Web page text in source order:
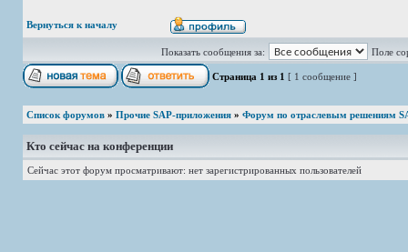
Вернуться к началу
Показать сообщения за: Поле
Страница 1 из 1 [ 1 сообщение ]
Список форумов » Прочие SAP-приложения » Форум по отраслевым решениям
Кто сейчас на конференции
Сейчас этот форум просматривают: нет зарегистрированных пользователей